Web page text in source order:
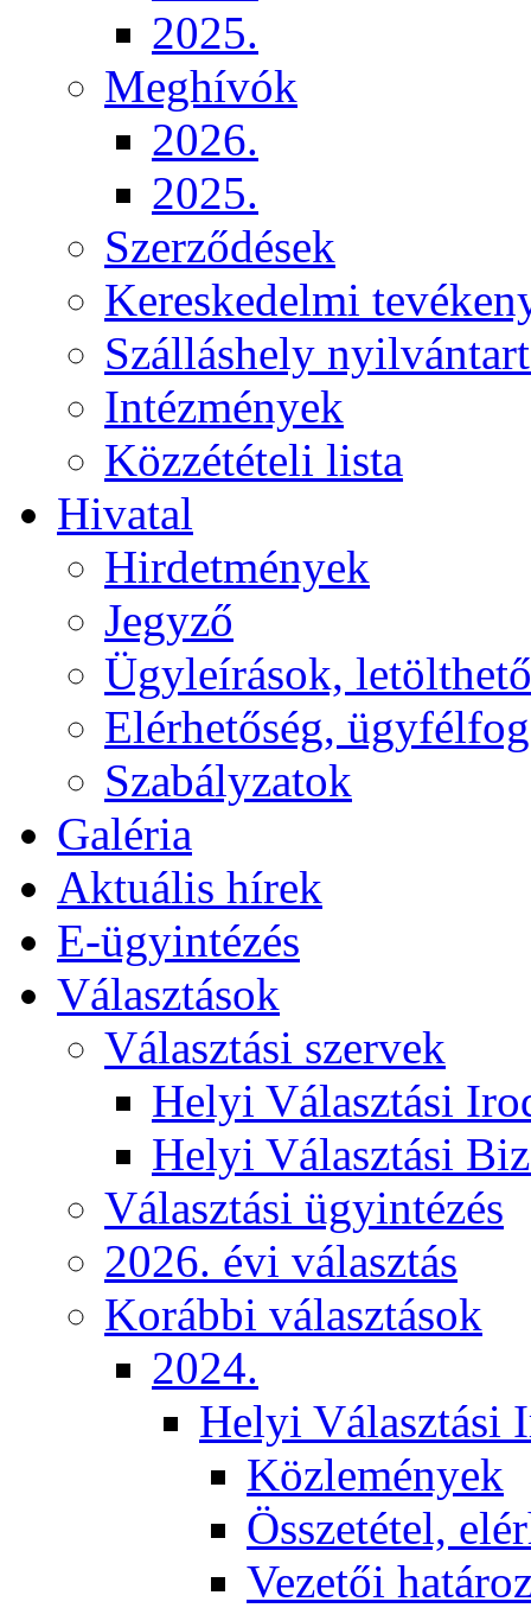
2025.
Meghívók
2026.
2025.
Szerződések
Kereskedelmi
Szálláshely
Intézmények
Közzétételi lista
Hivatal
Hirdetmények
Jegyző
Ügyleírások,
Elérhetőség,
Szabályzatok
Galéria
Aktuális hírek
E-ügyintézés
Választások
Választási szervek
Helyi Választási
Helyi Választási
Választási ügyintézés
2026. évi választás
Korábbi választások
2024.
Helyi Választási
Közlemények
Összetétel,
Vezetői